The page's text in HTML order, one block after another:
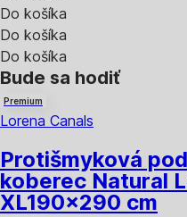
Do košíka
Do košíka
Do košíka
Bude sa hodiť
Premium
Lorena Canals
Protišmyková
koberec Natural
XL190x290 cm